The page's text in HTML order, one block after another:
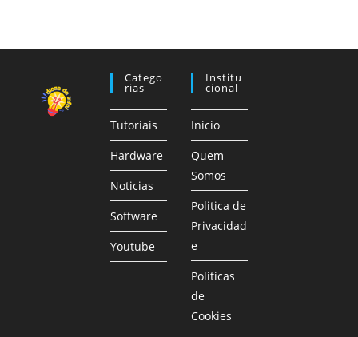
Catego
Rias
Tutoriais
Hardware
Noticias
Software
Youtube
Institu
Cional
Inicio
Quem
Somos
Politica de
Privacidad
e
Politicas
de
Cookies